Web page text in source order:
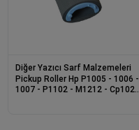
Diğer Yazıcı Sarf Malzemeleri
Pickup Roller Hp P1005 - 1006 -
1007 - P1102 - M1212 - Cp1025